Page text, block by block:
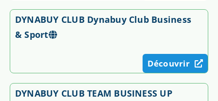
DYNABUY CLUB Dynabuy Club Business
& Sport
Découvrir
DYNABUY CLUB TEAM BUSINESS UP